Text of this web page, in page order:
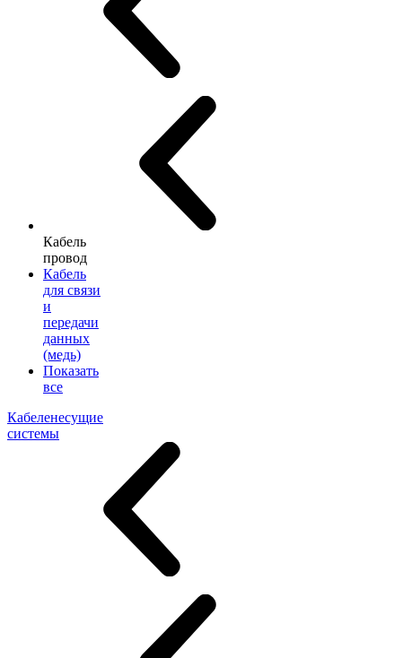
Кабель
провод
Кабель
для связи
и
передачи
данных
(медь)
Показать
все
Кабеленесущие
системы